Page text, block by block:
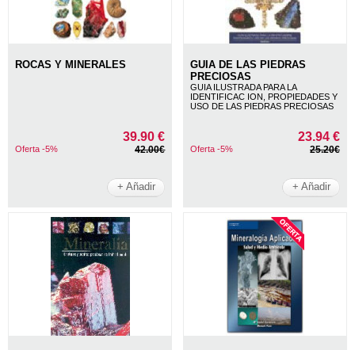
ROCAS Y MINERALES
39.90 €
Oferta -5% 42.00€
+ Añadir
GUIA DE LAS PIEDRAS
PRECIOSAS
GUIA ILUSTRADA PARA LA
IDENTIFICAC ION, PROPIEDADES Y
USO DE LAS PIEDRAS PRECIOSAS
23.94 €
Oferta -5% 25.20€
+ Añadir